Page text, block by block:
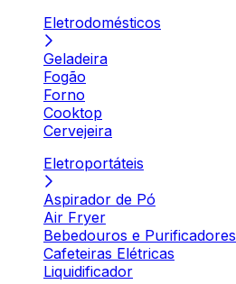
Eletrodomésticos
Geladeira
Fogão
Forno
Cooktop
Cervejeira
Eletroportáteis
Aspirador de Pó
Air Fryer
Bebedouros e Purificadores
Cafeteiras Elétricas
Liquidificador